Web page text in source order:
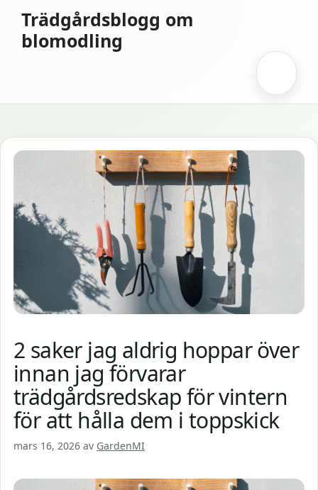
innehåll
Trädgårdsblogg om
blomodling
2 saker jag aldrig hoppar över
innan jag förvarar
trädgårdsredskap för vintern
för att hålla dem i toppskick
mars 16, 2026 av GardenMI